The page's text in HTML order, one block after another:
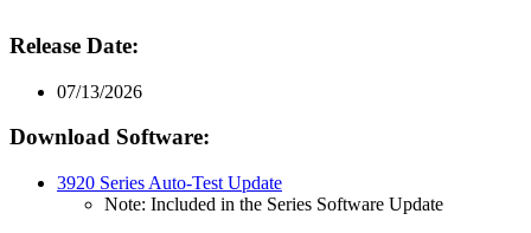
Release Date:
07/13/2026
Download Software:
3920 Series Auto-Test Update
Note: Included in the Series Software Update